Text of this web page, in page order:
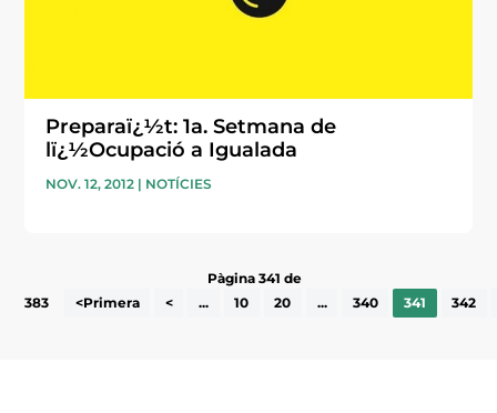
Preparaï¿½t: 1a. Setmana de
lï¿½Ocupació a Igualada
NOV. 12, 2012 | NOTÍCIES
Pàgina 341 de
383
<Primera < ... 10 20 ... 340 341 342